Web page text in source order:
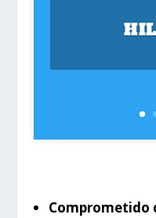
Comprometido